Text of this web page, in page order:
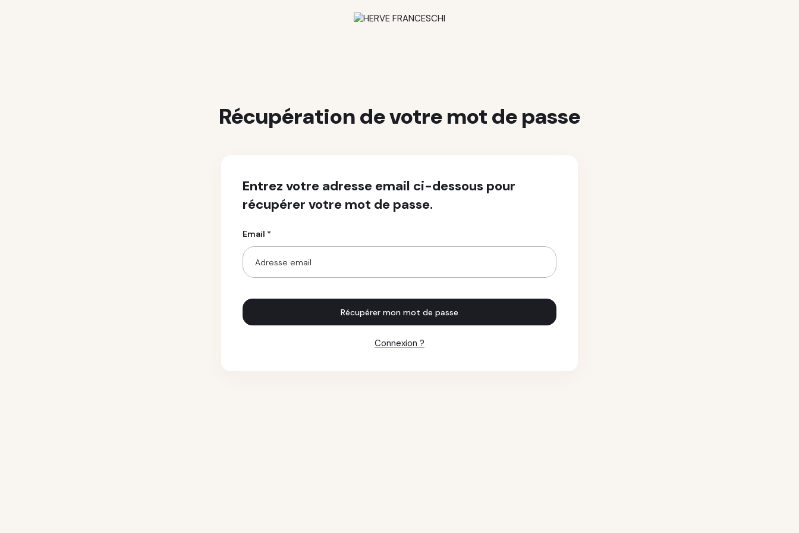
Récupération de votre mot de passe
Entrez votre adresse email ci-dessous pour
récupérer votre mot de passe.
Email *
Récupérer mon mot de passe
Connexion ?